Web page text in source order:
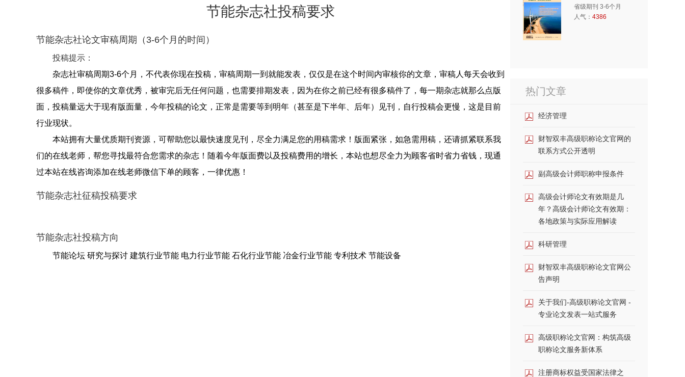
节能杂志社投稿要求
节能杂志社论文审稿周期（3-6个月的时间）
投稿提示：
杂志社审稿周期3-6个月，不代表你现在投稿，审稿周期一到就能发表，仅仅是在这个时间内审核你的文章，审稿人每天会收到
很多稿件，即使你的文章优秀，被审完后无任何问题，也需要排期发表，因为在你之前已经有很多稿件了，每一期杂志就那么点版
面，投稿量远大于现有版面量，今年投稿的论文，正常是需要等到明年（甚至是下半年、后年）见刊，自行投稿会更慢，这是目前
行业现状。
本站拥有大量优质期刊资源，可帮助您以最快速度见刊，尽全力满足您的用稿需求！版面紧张，如急需用稿，还请抓紧联系我
们的在线老师，帮您寻找最符合您需求的杂志！随着今年版面费以及投稿费用的增长，本站也想尽全力为顾客省时省力省钱，现通
过本站在线咨询添加在线老师微信下单的顾客，一律优惠！
节能杂志社征稿投稿要求
节能杂志社投稿方向
节能论坛 研究与探讨 建筑行业节能 电力行业节能 石化行业节能 冶金行业节能 专利技术 节能设备
省级期刊 3-6个月
人气： 4386
热门文章
经济管理
财智双丰高级职称论文官网的
联系方式公开透明
副高级会计师职称申报条件
高级会计师论文有效期是几
年？高级会计师论文有效期：
各地政策与实际应用解读
科研管理
财智双丰高级职称论文官网公
告声明
关于我们-高级职称论文官网 -
专业论文发表一站式服务
高级职称论文官网：构筑高级
职称论文服务新体系
注册商标权益受国家法律之